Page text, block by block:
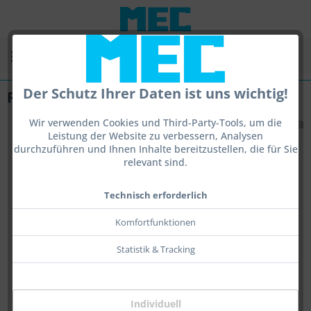
Der Schutz Ihrer Daten ist uns wichtig!
Wir verwenden Cookies und Third-Party-Tools, um die
Leistung der Website zu verbessern, Analysen
durchzuführen und Ihnen Inhalte bereitzustellen, die für Sie
relevant sind.
Technisch erforderlich
Komfortfunktionen
Statistik & Tracking
Individuell
Red M22-M18